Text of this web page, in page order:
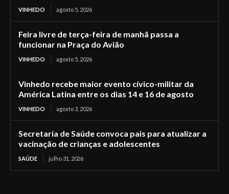
VINHEDO agosto 5, 2026
Feira livre de terça-feira de manhã passa a
funcionar na Praça do Avião
VINHEDO agosto 5, 2026
Vinhedo recebe maior evento cívico-militar da
América Latina entre os dias 14 e 16 de agosto
VINHEDO agosto 3, 2026
Secretaria de Saúde convoca pais para atualizar a
vacinação de crianças e adolescentes
SAÚDE julho 31, 2026